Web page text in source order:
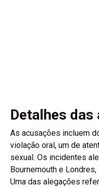
Detalhes das
As acusações incluem
violação oral, um de
sexual. Os incidentes
Bournemouth e
Uma das alegações